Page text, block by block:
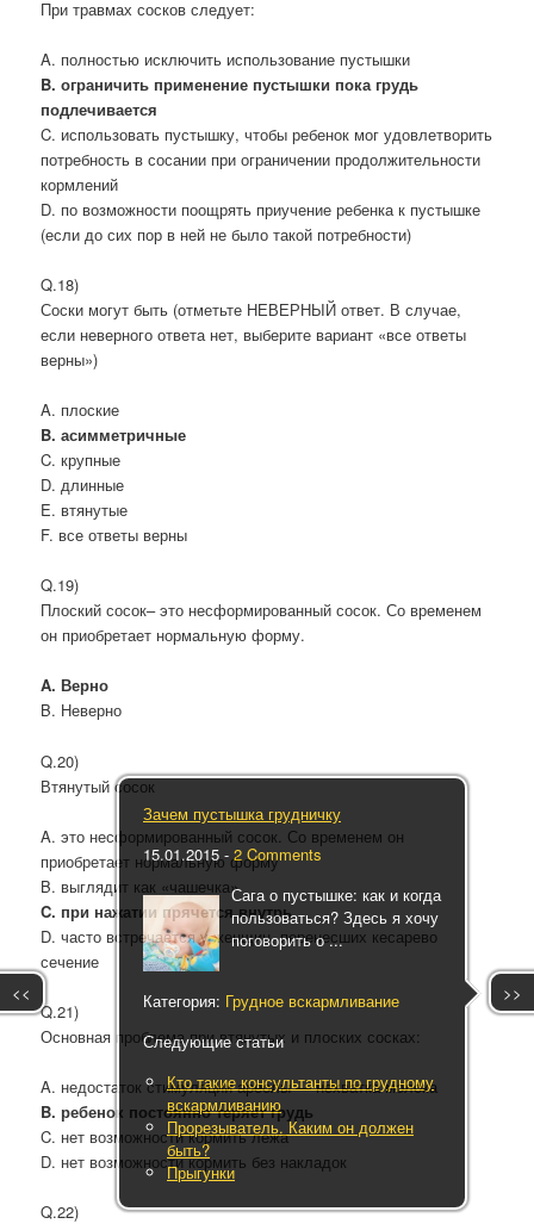
При травмах сосков следует:
A. полностью исключить использование пустышки
B. ограничить применение пустышки пока грудь
подлечивается
C. использовать пустышку, чтобы ребенок мог удовлетворить
потребность в сосании при ограничении продолжительности
кормлений
D. по возможности поощрять приучение ребенка к пустышке
(если до сих пор в ней не было такой потребности)
Q.18)
Соски могут быть (отметьте НЕВЕРНЫЙ ответ. В случае,
если неверного ответа нет, выберите вариант «все ответы
верны»)
A. плоские
B. асимметричные
C. крупные
D. длинные
E. втянутые
F. все ответы верны
Q.19)
Плоский сосок– это несформированный сосок. Со временем
он приобретает нормальную форму.
A. Верно
B. Неверно
Q.20)
Втянутый сосок
A. это несформированный сосок. Со временем он
приобретает нормальную форму
B. выглядит как «чашечка»
C. при нажатии прячется внутрь
D. часто встречается у женщин, перенесших кесарево
сечение
Q.21)
Основная проблема при втянутых и плоских сосках:
A. недостаток стимуляции ареолы — нехватка молока
B. ребенок постоянно теряет грудь
C. нет возможности кормить лежа
D. нет возможности кормить без накладок
Q.22)
<< >>
Зачем пустышка грудничку
15.01.2015 - 2 Comments
Сага о пустышке: как и когда
пользоваться? Здесь я хочу
поговорить о ...
Категория: Грудное вскармливание
Следующие статьи
Кто такие консультанты по грудному
вскармливанию
Прорезыватель. Каким он должен
быть?
Прыгунки